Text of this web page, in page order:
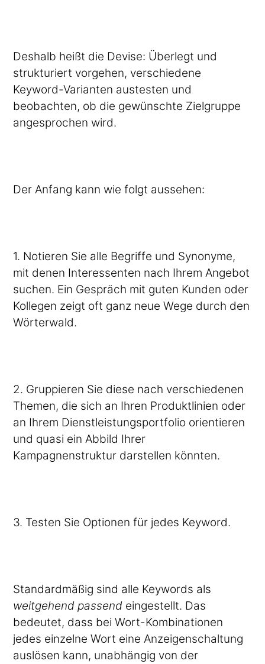
Deshalb heißt die Devise: Überlegt und
strukturiert vorgehen, verschiedene
Keyword-Varianten austesten und
beobachten, ob die gewünschte Zielgruppe
angesprochen wird.
Der Anfang kann wie folgt aussehen:
1. Notieren Sie alle Begriffe und Synonyme,
mit denen Interessenten nach Ihrem Angebot
suchen. Ein Gespräch mit guten Kunden oder
Kollegen zeigt oft ganz neue Wege durch den
Wörterwald.
2. Gruppieren Sie diese nach verschiedenen
Themen, die sich an Ihren Produktlinien oder
an Ihrem Dienstleistungsportfolio orientieren
und quasi ein Abbild Ihrer
Kampagnenstruktur darstellen könnten.
3. Testen Sie Optionen für jedes Keyword.
Standardmäßig sind alle Keywords als
weitgehend passend eingestellt. Das
bedeutet, dass bei Wort-Kombinationen
jedes einzelne Wort eine Anzeigenschaltung
auslösen kann, unabhängig von der